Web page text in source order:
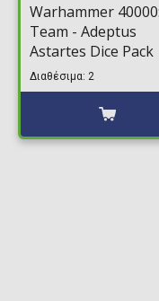
Warhammer
Team - Adeptus
Astartes Dice Pack
Διαθέσιμα: 2